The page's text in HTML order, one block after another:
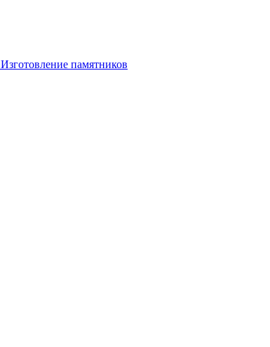
Изготовление памятников